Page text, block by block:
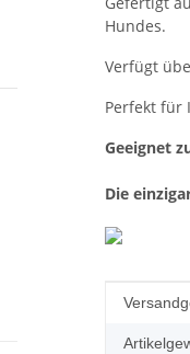
Hundes.
Verfügt
Perfekt für
Geeignet
Die
Wert